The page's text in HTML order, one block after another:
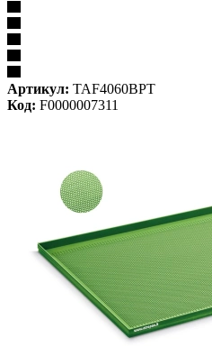
Артикул: TAF4060BPT
Код: F0000007311